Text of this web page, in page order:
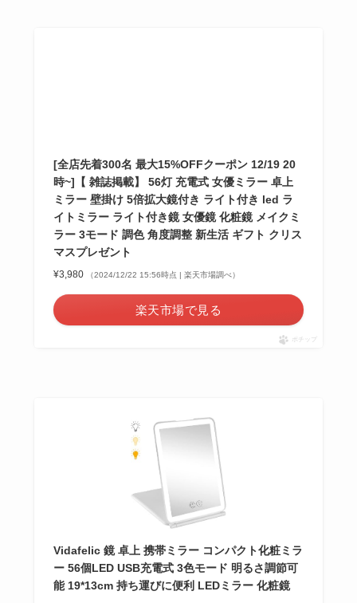
[全店先着300名 最大15%OFFクーポン 12/19 20
時~]【 雑誌掲載】 56灯 充電式 女優ミラー 卓上
ミラー 壁掛け 5倍拡大鏡付き ライト付き led ラ
イトミラー ライト付き鏡 女優鏡 化粧鏡 メイクミ
ラー 3モード 調色 角度調整 新生活 ギフト クリス
マスプレゼント
¥3,980 （2024/12/22 15:56時点 | 楽天市場調べ）
楽天市場で見る
ポチップ
Vidafelic 鏡 卓上 携帯ミラー コンパクト化粧ミラ
ー 56個LED USB充電式 3色モード 明るさ調節可
能 19*13cm 持ち運びに便利 LEDミラー 化粧鏡